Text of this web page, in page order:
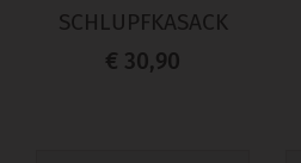
SCHLUPFKASACK
€ 30,90